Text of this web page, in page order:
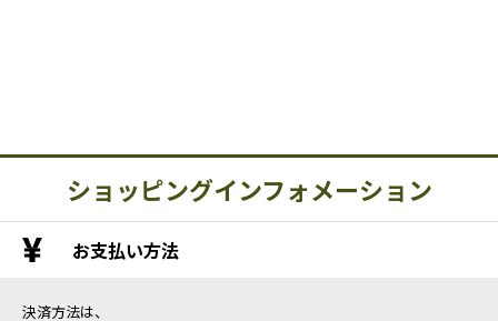
ショッピングインフォメーション
お支払い方法
決済方法は、